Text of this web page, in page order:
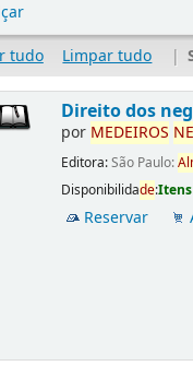
tudo
Limpar tudo |
Direito dos
por MEDEIROS
Editora:São Paulo:
Disponibilidade:
Reservar